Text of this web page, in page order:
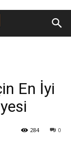
En İyi
0
284